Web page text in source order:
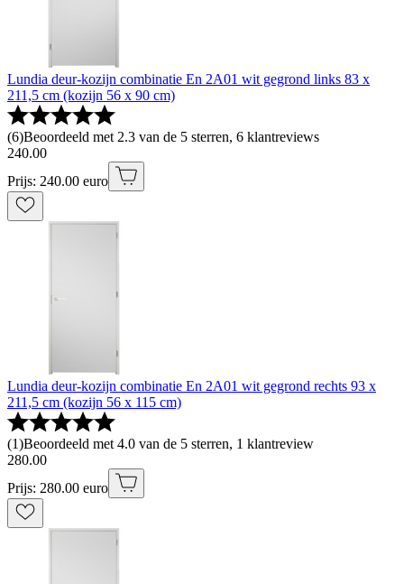
Lundia deur-kozijn combinatie En 2A01 wit gegrond links 83 x
211,5 cm (kozijn 56 x 90 cm)
(6)Beoordeeld met 2.3 van de 5 sterren, 6 klantreviews
240.00
Prijs: 240.00 euro
Lundia deur-kozijn combinatie En 2A01 wit gegrond rechts 93 x
211,5 cm (kozijn 56 x 115 cm)
(1)Beoordeeld met 4.0 van de 5 sterren, 1 klantreview
280.00
Prijs: 280.00 euro